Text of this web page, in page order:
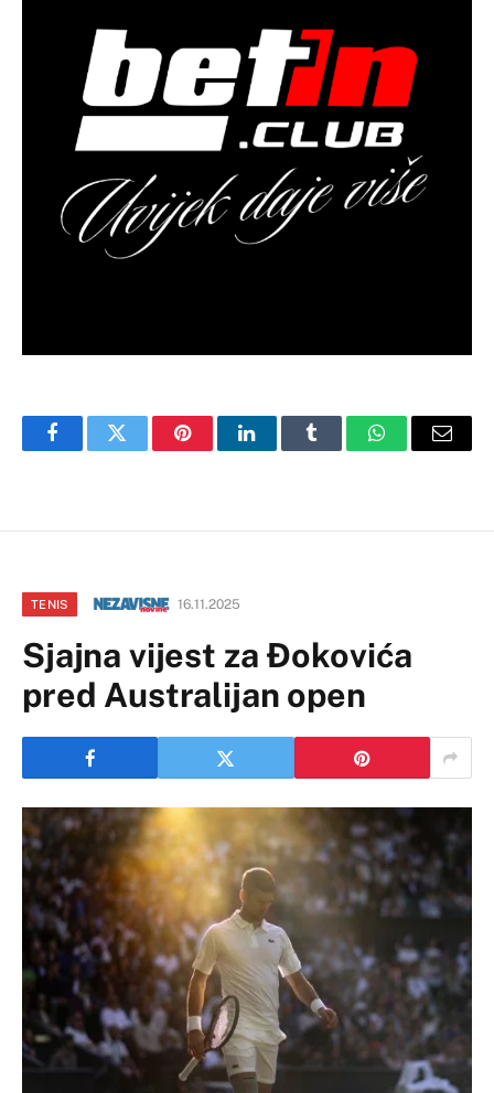
FacebookTwitter PinterestLinkedInTumblr WhatsAppEmail
TENIS 16.11.2025
Sjajna vijest za Đokovića
pred Australijan open